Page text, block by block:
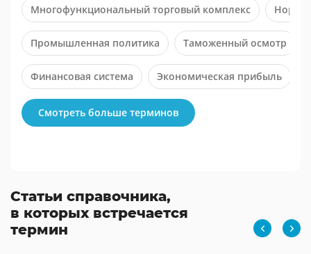
Многофункциональный торговый комплекс
Промышленная политика Таможенный осмотр
Финансовая система Экономическая прибыль
Смотреть больше терминов
Статьи справочника,
в которых встречается
термин